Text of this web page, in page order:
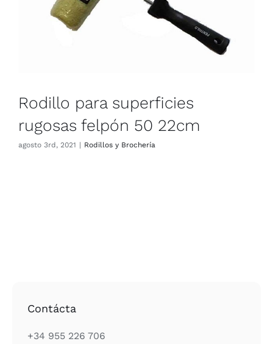
Rodillo para superficies
rugosas felpón 50 22cm
agosto 3rd, 2021 | Rodillos y Brochería
Contácta
+34 955 226 706